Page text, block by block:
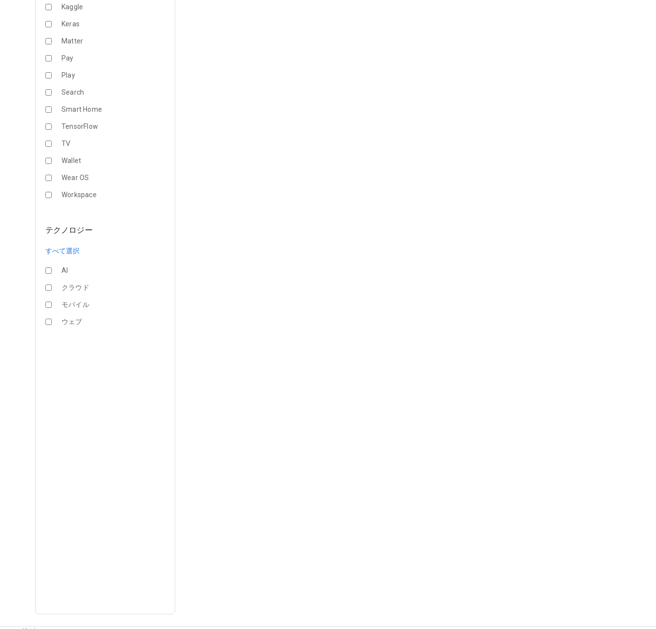
Kaggle
Keras
Matter
Pay
Play
Search
Smart Home
TensorFlow
TV
Wallet
Wear OS
Workspace
テクノロジー
すべて選択
AI
クラウド
モバイル
ウェブ